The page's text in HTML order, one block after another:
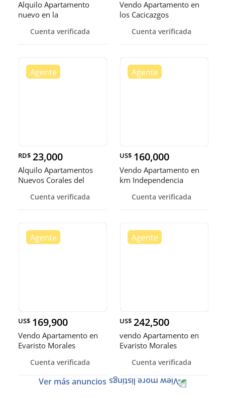
Alquilo Apartamento
nuevo en la
Cuenta verificada
Vendo Apartamento en
los Cacicazgos
Cuenta verificada
RD$ 23,000
Alquilo Apartamentos
Nuevos Corales del
Cuenta verificada
US$ 160,000
Vendo Apartamento en
km Independencia
Cuenta verificada
US$ 169,900
Vendo Apartamento en
Evaristo Morales
Cuenta verificada
US$ 242,500
vendo Apartamento en
Evaristo Morales
Cuenta verificada
Ver más anuncios